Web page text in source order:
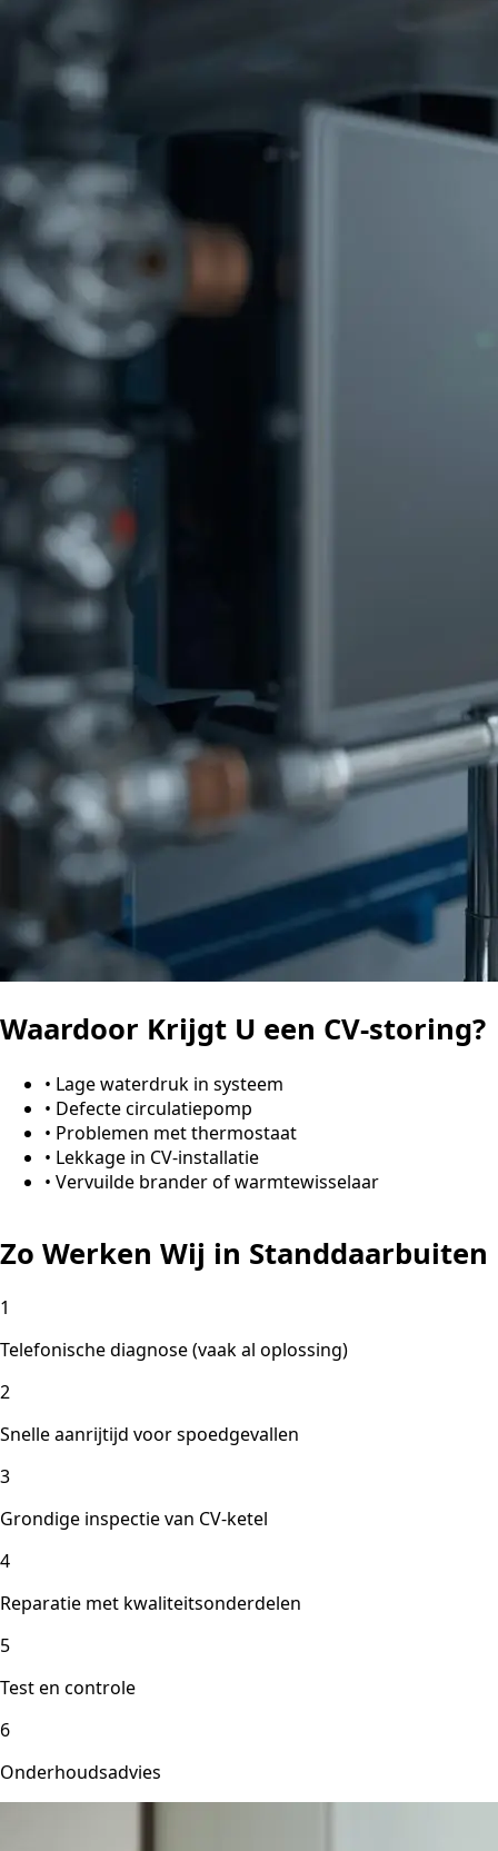
Waardoor Krijgt U een CV-storing?
• Lage waterdruk in systeem
• Defecte circulatiepomp
• Problemen met thermostaat
• Lekkage in CV-installatie
• Vervuilde brander of warmtewisselaar
Zo Werken Wij in Standdaarbuiten
1
Telefonische diagnose (vaak al oplossing)
2
Snelle aanrijtijd voor spoedgevallen
3
Grondige inspectie van CV-ketel
4
Reparatie met kwaliteitsonderdelen
5
Test en controle
6
Onderhoudsadvies